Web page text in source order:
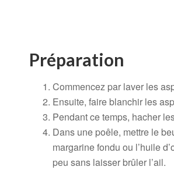
Préparation
Commencez par laver les
Ensuite, faire blanchir les
Pendant ce temps, hacher
Dans une poêle, mettre le
margarine fondu ou l’huile
peu sans laisser brûler l’ail.